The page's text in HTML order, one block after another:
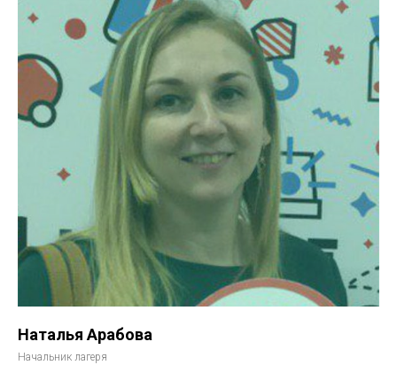
Наталья Арабова
Начальник лагеря